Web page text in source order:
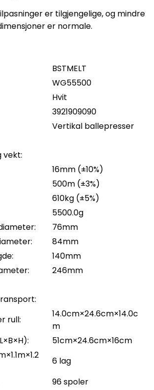
er tilgjengelige, og mindre
er normale.
BSTMELT
WG55500
Hvit
3921909090
Vertikal ballepresser
vekt:
16mm (±10%)
500m (±3%)
610kg (±5%)
5500.0g
76mm
84mm
140mm
246mm
rull:
14.0cm×24.6cm×14.0c
m
51cm×24.6cm×16cm
6 lag
96 spoler